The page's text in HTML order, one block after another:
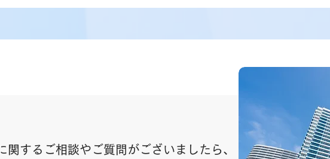
関するご相談やご質問がございましたら、